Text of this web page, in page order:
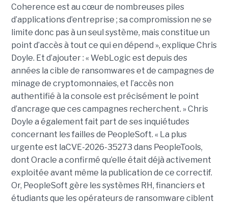
Coherence est au cœur de nombreuses piles
d’applications d’entreprise ; sa compromission ne se
limite donc pas à un seul système, mais constitue un
point d’accès à tout ce qui en dépend », explique Chris
Doyle. Et d’ajouter : « WebLogic est depuis des
années la cible de ransomwares et de campagnes de
minage de cryptomonnaies, et l’accès non
authentifié à la console est précisément le point
d’ancrage que ces campagnes recherchent. » Chris
Doyle a également fait part de ses inquiétudes
concernant les failles de PeopleSoft. « La plus
urgente est laCVE-2026-35273 dans PeopleTools,
dont Oracle a confirmé qu’elle était déjà activement
exploitée avant même la publication de ce correctif.
Or, PeopleSoft gère les systèmes RH, financiers et
étudiants que les opérateurs de ransomware ciblent